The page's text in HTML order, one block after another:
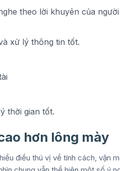
theo lời khuyên của
xử lý thông tin tốt.
thời gian tốt.
hơn lông mày
điều thú vị về tính cách, vận